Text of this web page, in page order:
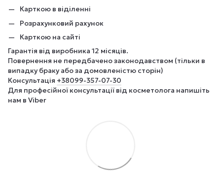
Карткою в віділенні
Розрахунковий рахунок
Карткою на сайті
Гарантія від виробника 12 місяців.
Повернення не передбачено законодавством (тільки в
випадку браку або за домовленістю сторін)
Консультація +38099-357-07-30
Для професійної консультації від косметолога напишіть
нам в Viber